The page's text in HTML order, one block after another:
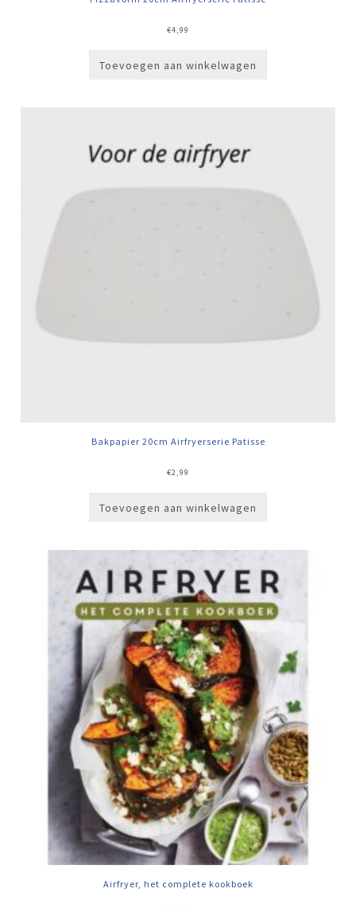
€4,99
Toevoegen aan winkelwagen
Bakpapier 20cm Airfryerserie Patisse
€2,99
Toevoegen aan winkelwagen
Airfryer, het complete kookboek